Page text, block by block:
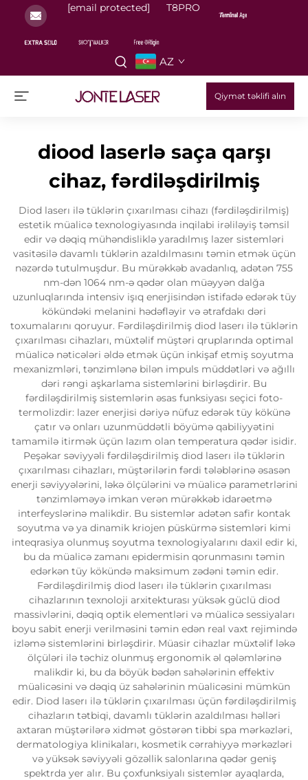
[email protected] T8PRO
AZ
Qiymət təklifi alın
diood laserlə saça qarşı
cihaz, fərdiləşdirilmiş
Diod laserı ilə tüklərin çıxarılması cihazı (fərdiləşdirilmiş)
estetik müalicə texnologiyasında inqilabi irəliləyiş təmsil
edir və dəqiq mühəndisliklə yaradılmış lazer sistemləri
vasitəsilə davamlı tüklərin azaldılmasını təmin etmək üçün
nəzərdə tutulmuşdur. Bu mürəkkəb avadanlıq, adətən 755
nm-dən 1064 nm-ə qədər olan müəyyən dalğa
uzunluqlarında intensiv işıq enerjisindən istifadə edərək tüy
kökündəki melanini hədəfləyir və ətrafdakı dəri
toxumalarını qoruyur. Fərdiləşdirilmiş diod laserı ilə tüklərin
çıxarılması cihazları, müxtəlif müştəri qruplarında optimal
müalicə nəticələri əldə etmək üçün inkişaf etmiş soyutma
mexanizmləri, tənzimlənə bilən impuls müddətləri və ağıllı
dəri rəngi aşkarlama sistemlərini birləşdirir. Bu
fərdiləşdirilmiş sistemlərin əsas funksiyası seçici foto-
termolizdir: lazer enerjisi dəriyə nüfuz edərək tüy kökünə
çatır və onları uzunmüddətli böyümə qabiliyyətini
tamamilə itirmək üçün lazım olan temperatura qədər isidir.
Peşəkar səviyyəli fərdiləşdirilmiş diod laserı ilə tüklərin
çıxarılması cihazları, müştərilərin fərdi tələblərinə əsasən
enerji səviyyələrini, ləkə ölçülərini və müalicə parametrlərini
tənzimləməyə imkan verən mürəkkəb idarəetmə
interfeyslərinə malikdir. Bu sistemlər adətən safir kontak
soyutma və ya dinamik kriojen püskürmə sistemləri kimi
inteqrasiya olunmuş soyutma texnologiyalarını daxil edir ki,
bu da müalicə zamanı epidermisin qorunmasını təmin
edərkən tüy kökündə maksimum zədəni təmin edir.
Fərdiləşdirilmiş diod laserı ilə tüklərin çıxarılması
cihazlarının texnoloji arxitekturası yüksək güclü diod
massivlərini, dəqiq optik elementləri və müalicə sessiyaları
boyu sabit enerji verilməsini təmin edən real vaxt rejimində
izləmə sistemlərini birləşdirir. Müasir cihazlar müxtəlif ləkə
ölçüləri ilə təchiz olunmuş ergonomik əl qələmlərinə
malikdir ki, bu da böyük bədən sahələrinin effektiv
müalicəsini və dəqiq üz sahələrinin müalicəsini mümkün
edir. Diod laserı ilə tüklərin çıxarılması üçün fərdiləşdirilmiş
cihazların tətbiqi, davamlı tüklərin azaldılması həlləri
axtaran müştərilərə xidmət göstərən tibbi spa mərkəzləri,
dermatologiya klinikaları, kosmetik cərrahiyyə mərkəzləri
və yüksək səviyyəli gözəllik salonlarına qədər geniş
spektrda yer alır. Bu çoxfunksiyalı sistemlər ayaqlarda,